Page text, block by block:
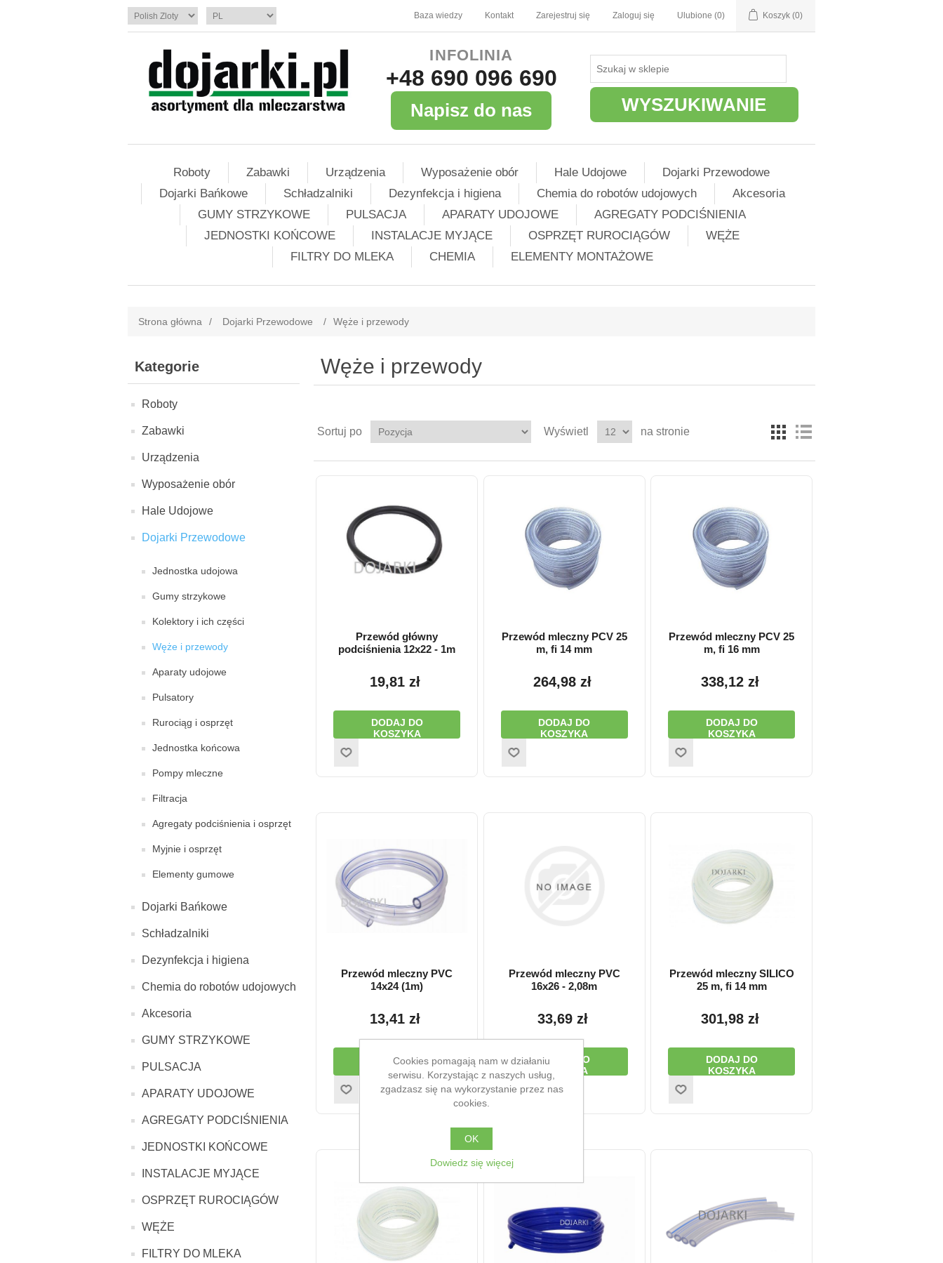
Baza wiedzy Kontakt Zarejestruj się Zaloguj się Ulubione (0) Koszyk (0)
INFOLINIA
+48 690 096 690
Napisz do nas WYSZUKIWANIE
Roboty Zabawki Urządzenia Wyposażenie obór Hale Udojowe
Dojarki Przewodowe
Dojarki Bańkowe
Schładzalniki Dezynfekcja i higiena Chemia do robotów udojowych
Akcesoria
GUMY STRZYKOWE
PULSACJA APARATY UDOJOWE
AGREGATY PODCIŚNIENIA
JEDNOSTKI KOŃCOWE
INSTALACJE MYJĄCE OSPRZĘT RUROCIĄGÓW
WĘŻE
FILTRY DO MLEKA
CHEMIA ELEMENTY MONTAŻOWE
Strona główna / Dojarki Przewodowe / Węże i przewody
Kategorie
Roboty
Zabawki
Urządzenia
Wyposażenie obór
Hale Udojowe
Dojarki Przewodowe
Jednostka udojowa
Gumy strzykowe
Kolektory i ich części
Węże i przewody
Aparaty udojowe
Pulsatory
Rurociąg i osprzęt
Jednostka końcowa
Pompy mleczne
Filtracja
Agregaty podciśnienia i osprzęt
Myjnie i osprzęt
Elementy gumowe
Dojarki Bańkowe
Schładzalniki
Dezynfekcja i higiena
Chemia do robotów udojowych
Akcesoria
GUMY STRZYKOWE
PULSACJA
APARATY UDOJOWE
AGREGATY PODCIŚNIENIA
JEDNOSTKI KOŃCOWE
INSTALACJE MYJĄCE
OSPRZĘT RUROCIĄGÓW
WĘŻE
FILTRY DO MLEKA
Węże i przewody
Sortuj po Wyświetl na stronie
Przewód główny
podciśnienia 12x22 - 1m
19,81 zł
DODAJ DO
KOSZYKA
Przewód mleczny PCV 25
m, fi 14 mm
264,98 zł
DODAJ DO
KOSZYKA
Przewód mleczny PCV 25
m, fi 16 mm
338,12 zł
DODAJ DO
KOSZYKA
Przewód mleczny PVC
14x24 (1m)
13,41 zł
DODAJ DO
KOSZYKA
Przewód mleczny PVC
16x26 - 2,08m
33,69 zł
DODAJ DO
KOSZYKA
Przewód mleczny SILICO
25 m, fi 14 mm
301,98 zł
DODAJ DO
KOSZYKA
Cookies pomagają nam w działaniu
serwisu. Korzystając z naszych usług,
zgadzasz się na wykorzystanie przez nas
cookies.
OK
Dowiedz się więcej